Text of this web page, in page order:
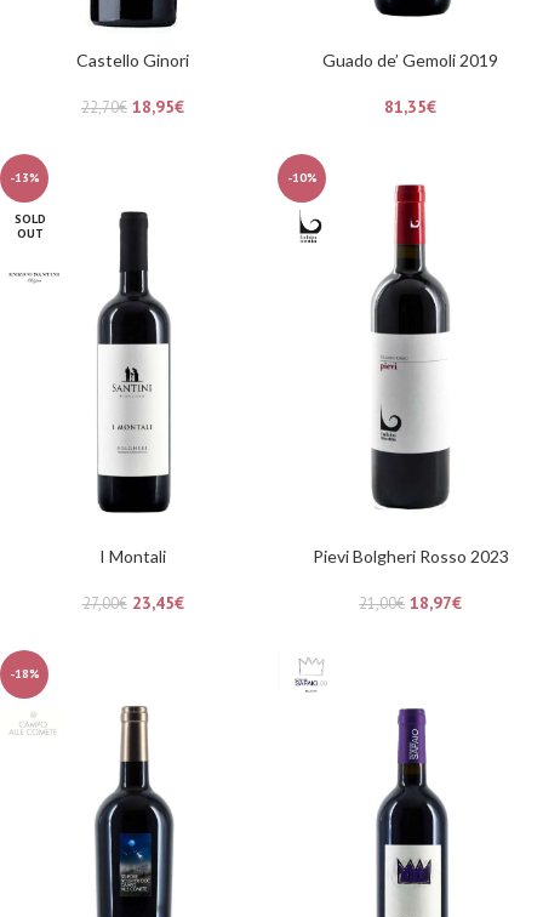
Castello Ginori
22,70€ 18,95€
Guado de’ Gemoli 2019
81,35€
-13%
SOLD
OUT
I Montali
27,00€ 23,45€
-10%
Pievi Bolgheri Rosso 2023
21,00€ 18,97€
-18%